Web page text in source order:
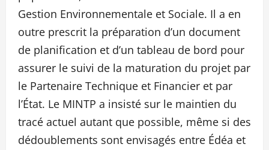
Gestion Environnementale et Sociale. Il a en
outre prescrit la préparation d’un document
de planification et d’un tableau de bord pour
assurer le suivi de la maturation du projet par
le Partenaire Technique et Financier et par
l’État. Le MINTP a insisté sur le maintien du
tracé actuel autant que possible, même si des
dédoublements sont envisagés entre Édéa et